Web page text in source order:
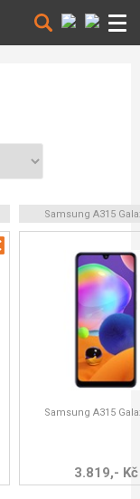
Samsung A315
Samsung A315
3.819,- Kč